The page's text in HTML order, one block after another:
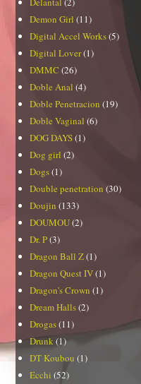
Demon Girl (11)
Digital Accel Works(5)
Digital Lover(1)
DMMC (26)
Doble Anal (4)
Doble Penetracion (19)
Doble Vaginal (6)
DOG DAYS(1)
Dog girl (2)
Dogs(1)
Double penetration (30)
Doujin (133)
DOUMOU(2)
Dr. P(3)
Dragon Ball Z(1)
Dragon Quest IV(1)
Dragon's Crown (1)
Dream Halls(2)
Drogas(11)
Drunk (1)
DT Koubou (1)
Ecchi (52)